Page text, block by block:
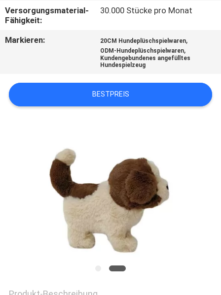
NACHRICHTEN
EIN
ZITAT
PRIVACY
Versorgungsmaterial-
Fähigkeit:
30.000 Stücke pro Monat
Markieren: 20CM Hundeplüschspielwaren,
ODM-Hundeplüschspielwaren,
Kundengebundenes angefülltes
Hundespielzeug
BESTPREIS